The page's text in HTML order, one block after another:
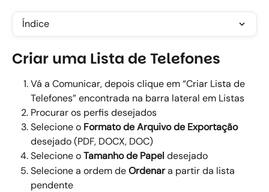
Índice
Criar uma Lista de Telefones
Vá a Comunicar, depois clique em “Criar Lista de
Telefones” encontrada na barra lateral em Listas
Procurar os perfis desejados
Selecione o Formato de Arquivo de Exportação
desejado (PDF, DOCX, DOC)
Selecione o Tamanho de Papel desejado
Selecione a ordem de Ordenar a partir da lista
pendente